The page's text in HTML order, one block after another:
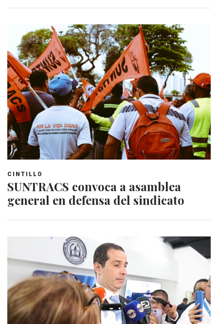
CINTILLO
SUNTRACS convoca a asamblea
general en defensa del sindicato